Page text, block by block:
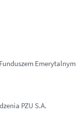
Emerytalnym
PZU S.A.